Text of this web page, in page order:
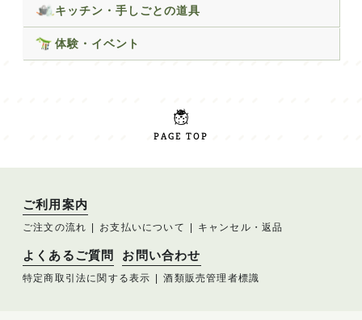
キッチン・手しごとの道具
体験・イベント
PAGE TOP
ご利用案内
ご注文の流れ お支払いについて キャンセル・返品
よくあるご質問 お問い合わせ
特定商取引法に関する表示 酒類販売管理者標識